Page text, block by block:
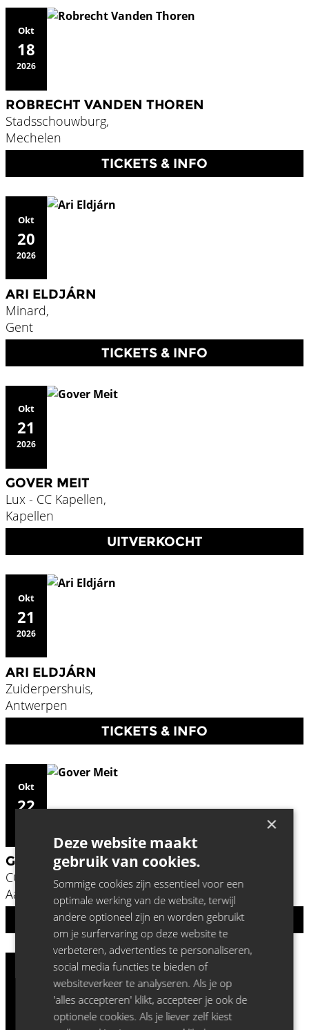
Okt
18
2026
ROBRECHT VANDEN THOREN
Stadsschouwburg,
Mechelen
TICKETS & INFO
Okt
20
2026
ARI ELDJÁRN
Minard,
Gent
TICKETS & INFO
Okt
21
2026
GOVER MEIT
Lux - CC Kapellen,
Kapellen
UITVERKOCHT
Okt
21
2026
ARI ELDJÁRN
Zuiderpershuis,
Antwerpen
TICKETS & INFO
Okt
22
GOVER MEIT
CC De Werf,
Aalst
UITVERKOCHT
×
Deze website maakt
gebruik van cookies.
Sommige cookies zijn essentieel voor een
optimale werking van de website, terwijl
andere optioneel zijn en worden gebruikt
om je surfervaring op deze website te
verbeteren, advertenties te personaliseren,
social media functies te bieden of
websiteverkeer te analyseren. Als je op
'alles accepteren' klikt, accepteer je ook de
optionele cookies. Als je liever zelf kiest